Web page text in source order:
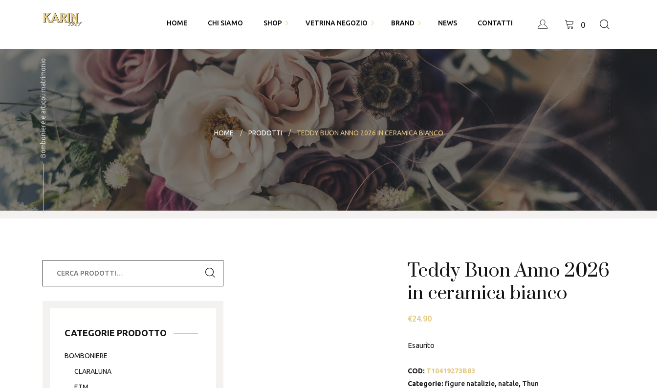
HOME CHI SIAMO SHOP
Fedi Polello
Bracciali saldati e gioielli
permanenti
Bomboniere
Partecipazioni
I miei dati
Account
Carrello
Checkout
VETRINA NEGOZIO
Gioiello
Piquadro
Swarovski
Thun
Bracciali saldati e gioielli
permanenti
BRAND
Cingomma
Gioielleria Karin1981
Maserati
Paciotti 4US
Piquadro
Polello
Alisia
NEWS CONTATTI 0
Bomboniere e articoli matrimonio HOME PRODOTTI TEDDY BUON ANNO 2026 IN CERAMICA BIANCO
Teddy Buon Anno 2026
in ceramica bianco
€24.90
Esaurito
COD: T10419273B83
Categorie: figure natalizie, natale, Thun
CATEGORIE PRODOTTO
BOMBONIERE
CLARALUNA